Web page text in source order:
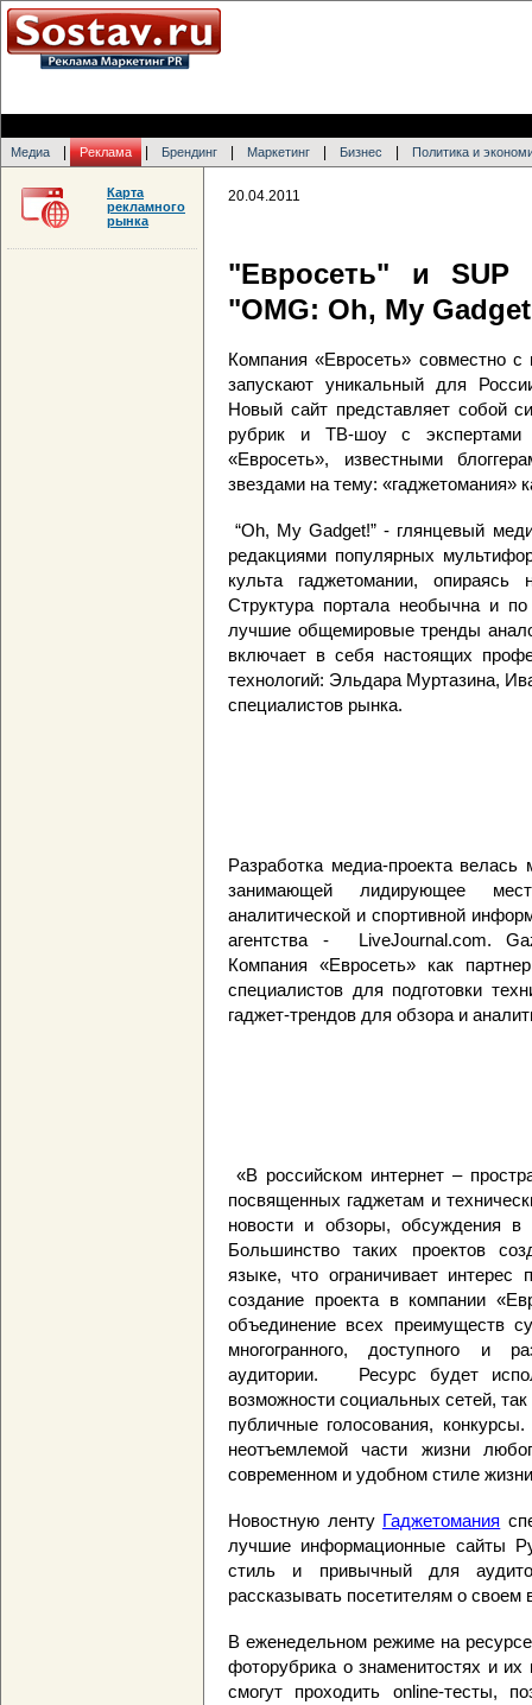
Медиа Реклама Брендинг Маркетинг Бизнес Политика и
20.04.2011
"Евросеть" и SUP
"OMG: Oh, My
Компания «Евросеть» совместно
запускают уникальный для
Новый сайт представляет собой
рубрик и ТВ-шоу с экспертами
«Евросеть», известными
звездами на тему: «гаджетомания»
“Oh, My Gadget!” - глянцевый
редакциями популярных
культа гаджетомании,
Структура портала необычна и
лучшие общемировые тренды
включает в себя настоящих
технологий: Эльдара Муртазина,
специалистов рынка.
Разработка медиа-проекта
занимающей лидирующее
аналитической и спортивной
агентства - LiveJournal.com.
Компания «Евросеть» как
специалистов для подготовки
гаджет-трендов для обзора и
«В российском интернет –
посвященных гаджетам и
новости и обзоры, обсуждения
Большинство таких проектов
языке, что ограничивает интерес
создание проекта в компании
объединение всех преимуществ
многогранного, доступного и
аудитории. Ресурс будет
возможности социальных сетей,
публичные голосования,
неотъемлемой части жизни
современном и удобном стиле
Новостную ленту Гаджетомания
лучшие информационные сайты
стиль и привычный для
рассказывать посетителям о своем
В еженедельном режиме на
фоторубрика о знаменитостях и их
смогут проходить online-тесты,
Карта
рекламного
рынка